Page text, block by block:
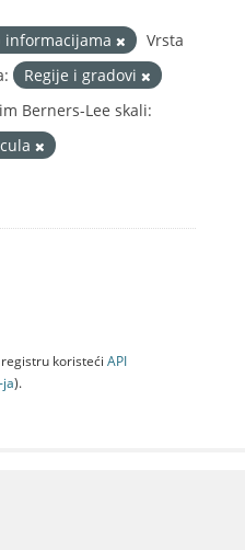
Vrsta
Regije i gradovi
Berners-Lee skali:
koristeći API
jа).